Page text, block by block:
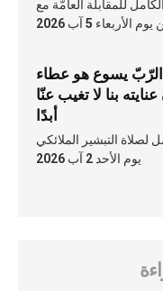
للمقابلة العامّة مع
الأربعاء 5 آب 2026
يسوع هو عطاء
بنا لا تغيب عنّا
أبدًا
لصلاة التبشير الملائكي
يوم الأحد 2 آب 2026